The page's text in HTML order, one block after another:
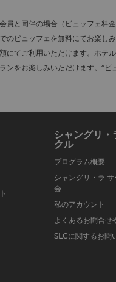
員と同伴の場合（ビュッフェ料
のビュッフェを無料にてお楽し
にてご利用いただけます。ホテ
ンをお楽しみいただけます。*ビ
シャングリ・
クル
プログラム概要
シャングリ・ラ サ
会
私のアカウント
よくあるお問合せ
SLCに関するお問